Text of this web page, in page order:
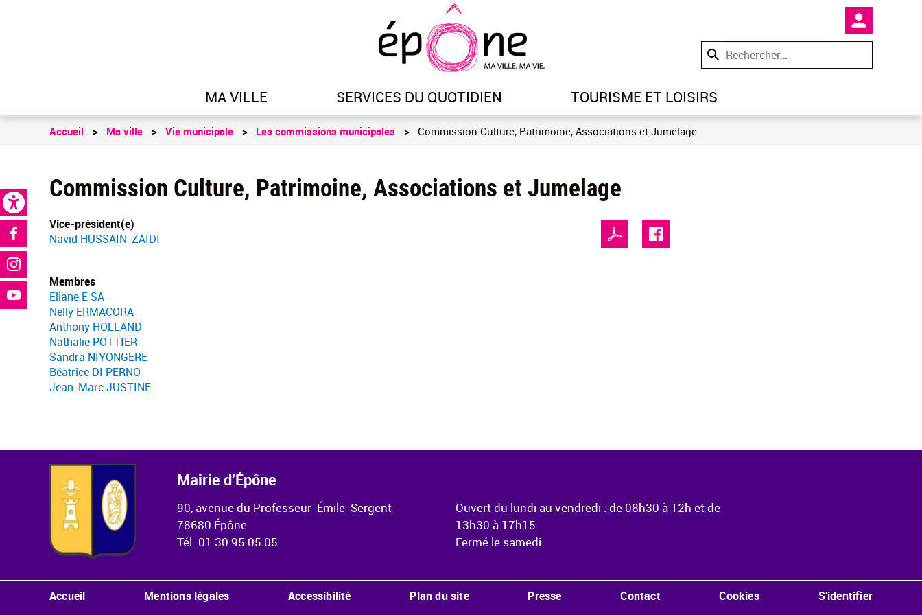
Open toolbar
Aller
au
contenu
principal
En-tête
MA VILLE SERVICES DU QUOTIDIEN TOURISME ET LOISIRS
Réseaux sociaux
Accueil Ma ville Vie municipale Les commissions municipales Commission Culture, Patrimoine, Associations et Jumelage
Commission Culture, Patrimoine, Associations et Jumelage
Vice-président(e)
Navid HUSSAIN-ZAIDI
Membres
Eliane E SA
Nelly ERMACORA
Anthony HOLLAND
Nathalie POTTIER
Sandra NIYONGERE
Béatrice DI PERNO
Jean-Marc JUSTINE
Mairie d'Épône
90, avenue du Professeur-Émile-Sergent
78680 Épône
Tél. 01 30 95 05 05
Ouvert du lundi au vendredi : de 08h30 à 12h et de
13h30 à 17h15
Fermé le samedi
Menu Pied de page
Accueil Mentions légales Accessibilité Plan du site Presse Contact Cookies S'identifier